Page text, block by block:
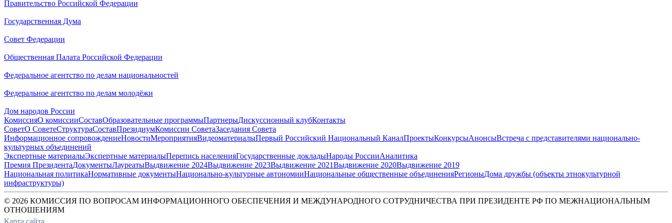
Правительство Российской Федерации
Государственная Дума
Совет Федерации
Общественная Палата Российской Федерации
Федеральное агентство по делам национальностей
Федеральное агентство по делам молодёжи
Дом народов России
КомиссияО комиссииСоставОбразовательные программыПартнерыДискуссионный клубКонтакты
СоветО СоветеСтруктураСоставПрезидиумКомиссии СоветаЗаседания Совета
Информационное сопровождениеНовостиМероприятияВидеоматериалыПервый Российский Национальный КаналПроектыКонкурсыАнонсыВстреча с представителями национально-
культурных объединений
Экспертные материалыЭкспертные материалыПерепись населенияГосударственные докладыНароды РоссииАналитика
Премия ПрезидентаДокументыЛауреатыВыдвижение 2024Выдвижение 2023Выдвижение 2021Выдвижение 2020Выдвижение 2019
Национальная политикаНормативные документыНационально-культурные автономииНациональные общественные объединенияРегионыДома дружбы (объекты этнокультурной
инфраструктуры)
© 2026 КОМИССИЯ ПО ВОПРОСАМ ИНФОРМАЦИОННОГО ОБЕСПЕЧЕНИЯ И МЕЖДУНАРОДНОГО СОТРУДНИЧЕСТВА ПРИ ПРЕЗИДЕНТЕ РФ ПО МЕЖНАЦИОНАЛЬНЫМ
ОТНОШЕНИЯМ
Карта сайта